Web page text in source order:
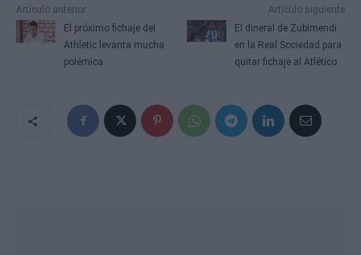
Artículo anterior
El próximo fichaje del
Athletic levanta mucha
polémica
Artículo siguiente
El dineral de Zubimendi
en la Real Sociedad para
quitar fichaje al Atlético